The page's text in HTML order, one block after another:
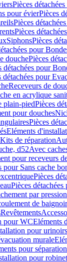
Pièces
pour évierPièces
Pièces
Pièces
SiphonsPièces
pour
douchePièces
détachées pour
détachées pour
Receveurs de
en acrylique
plain-piedPièces
pour douches
Pièces
Eléments
Kits de réparation
d52Avec
pour receveurs
pour Sans cache
Pièces
Pièces
par
de
Revêtements
pour WCEléments
pour urinoirs
murale
pour
pour